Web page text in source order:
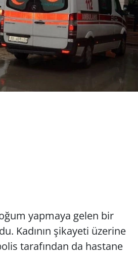
yapmaya gelen bir
Kadının şikayeti üzerine
tarafından da hastane